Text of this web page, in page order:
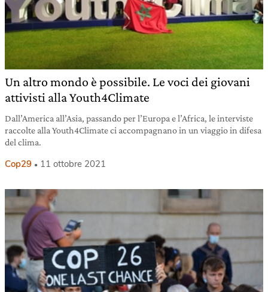
Un altro mondo è possibile. Le voci dei giovani
attivisti alla Youth4Climate
Dall’America all’Asia, passando per l’Europa e l’Africa, le interviste
raccolte alla Youth4Climate ci accompagnano in un viaggio in difesa
del clima.
Cop29 11 ottobre 2021